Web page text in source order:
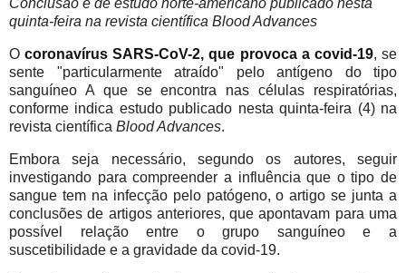
Conclusão é de estudo norte-americano publicado nesta
quinta-feira na revista científica Blood Advances
Ocoronavírus SARS-CoV-2, que provoca a covid-19, se
sente "particularmente atraído" pelo antígeno do tipo
sanguíneo A que se encontra nas células respiratórias,
conforme indica estudo publicado nesta quinta-feira (4) na
revista científica Blood Advances.
Embora seja necessário, segundo os autores, seguir
investigando para compreender a influência que o tipo de
sangue tem na infecção pelo patógeno, o artigo se junta a
conclusões de artigos anteriores, que apontavam para uma
possível relação entre o grupo sanguíneo e a
suscetibilidade e a gravidade da covid-19.